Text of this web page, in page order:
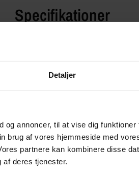
Detaljer
og annoncer, til at vise dig
brug af vores hjemmeside med
partnere kan kombinere disse
af deres tjenester.
Specifikationer
849,00 kr